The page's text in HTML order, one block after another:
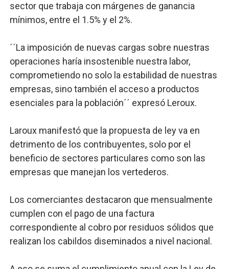
sector que trabaja con márgenes de ganancia
mínimos, entre el 1.5% y el 2%.
´´La imposición de nuevas cargas sobre nuestras
operaciones haría insostenible nuestra labor,
comprometiendo no solo la estabilidad de nuestras
empresas, sino también el acceso a productos
esenciales para la población´´ expresó Leroux.
Laroux manifestó que la propuesta de ley va en
detrimento de los contribuyentes, solo por el
beneficio de sectores particulares como son las
empresas que manejan los vertederos.
Los comerciantes destacaron que mensualmente
cumplen con el pago de una factura
correspondiente al cobro por residuos sólidos que
realizan los cabildos diseminados a nivel nacional.